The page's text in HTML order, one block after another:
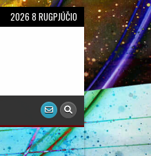
2026 8 RUGPJŪČIO